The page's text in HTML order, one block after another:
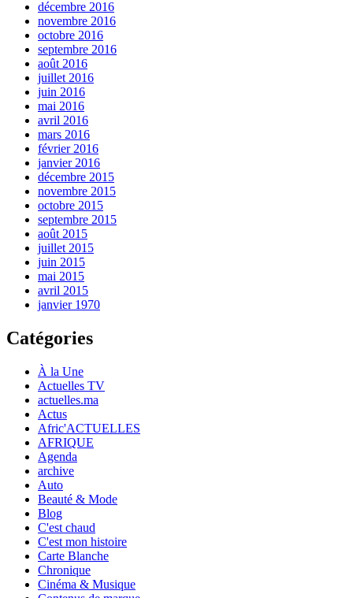
décembre 2016
novembre 2016
octobre 2016
septembre 2016
août 2016
juillet 2016
juin 2016
mai 2016
avril 2016
mars 2016
février 2016
janvier 2016
décembre 2015
novembre 2015
octobre 2015
septembre 2015
août 2015
juillet 2015
juin 2015
mai 2015
avril 2015
janvier 1970
Catégories
À la Une
Actuelles TV
actuelles.ma
Actus
Afric'ACTUELLES
AFRIQUE
Agenda
archive
Auto
Beauté & Mode
Blog
C'est chaud
C'est mon histoire
Carte Blanche
Chronique
Cinéma & Musique